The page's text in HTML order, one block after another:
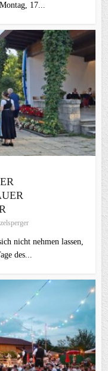
17...
nicht nehmen lassen,
des...